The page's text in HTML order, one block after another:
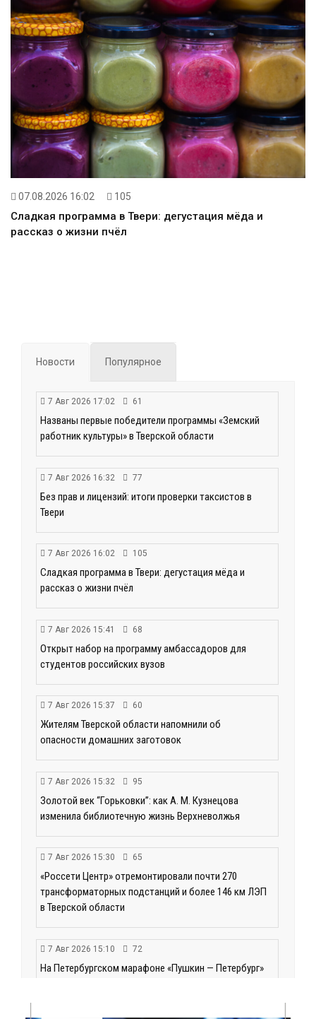
07.08.2026 16:02 105
Сладкая программа в Твери: дегустация мёда и
рассказ о жизни пчёл
Новости Популярное
7 Авг 2026 17:02 61
Названы первые победители программы «Земский
работник культуры» в Тверской области
7 Авг 2026 16:32 77
Без прав и лицензий: итоги проверки таксистов в
Твери
7 Авг 2026 16:02 105
Сладкая программа в Твери: дегустация мёда и
рассказ о жизни пчёл
7 Авг 2026 15:41 68
Открыт набор на программу амбассадоров для
студентов российских вузов
7 Авг 2026 15:37 60
Жителям Тверской области напомнили об
опасности домашних заготовок
7 Авг 2026 15:32 95
Золотой век “Горьковки”: как А. М. Кузнецова
изменила библиотечную жизнь Верхневолжья
7 Авг 2026 15:30 65
«Россети Центр» отремонтировали почти 270
трансформаторных подстанций и более 146 км ЛЭП
в Тверской области
7 Авг 2026 15:10 72
На Петербургском марафоне «Пушкин — Петербург»